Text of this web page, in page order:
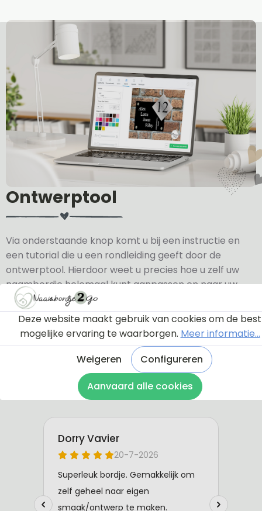
Ontwerptool
Via onderstaande knop komt u bij een instructie en
een tutorial die u een rondleiding geeft door de
ontwerptool. Hierdoor weet u precies hoe u zelf uw
naambordje helemaal kunt aanpassen en naar uw
eigen smaak kunt ontwerpen.
Bekijk de instructie
Deze website maakt gebruik van cookies om de best
mogelijke ervaring te waarborgen. Meer informatie...
Weigeren
Configureren
Aanvaard alle cookies